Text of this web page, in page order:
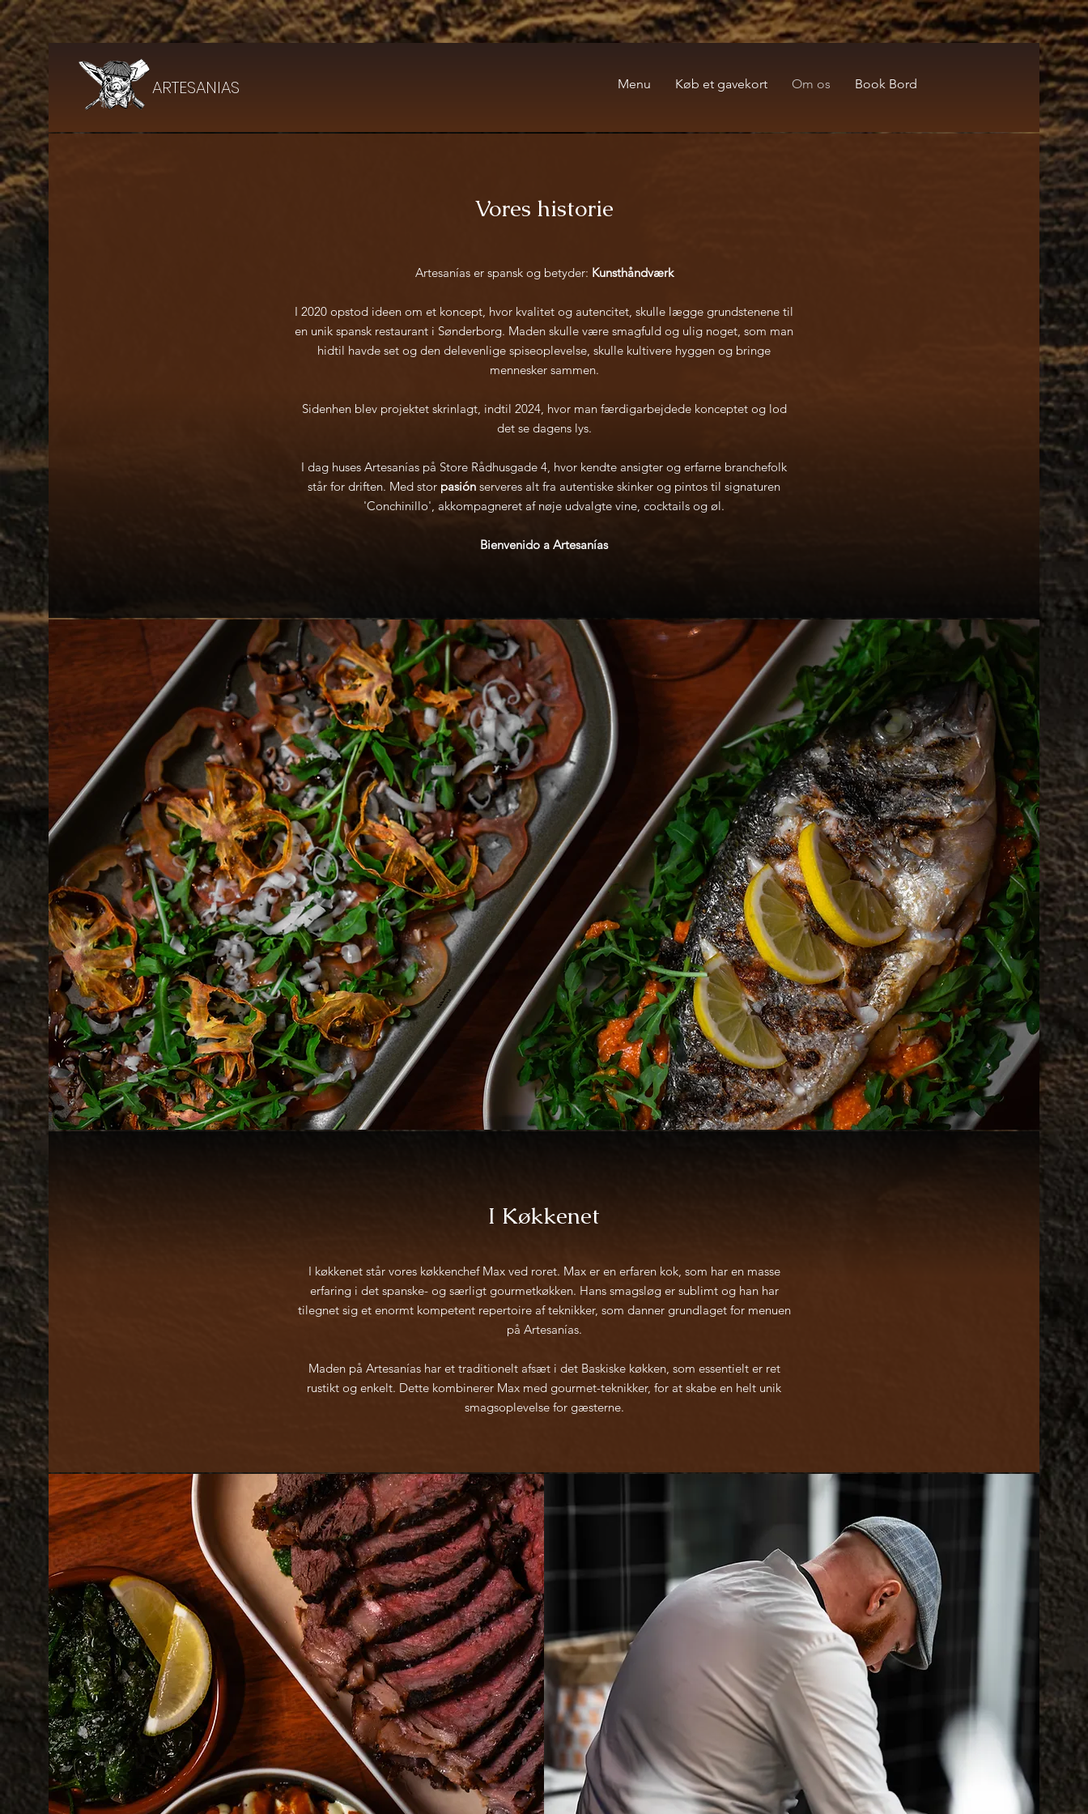
ARTESANIAS Menu Køb et gavekort Om os Book Bord
Vores historie
Artesanías er spansk og betyder: Kunsthåndværk
I 2020 opstod ideen om et koncept, hvor kvalitet og autencitet, skulle lægge grundstenene til
en unik spansk restaurant i Sønderborg. Maden skulle være smagfuld og ulig noget, som man
hidtil havde set og den delevenlige spiseoplevelse, skulle kultivere hyggen og bringe
mennesker sammen.
Sidenhen blev projektet skrinlagt, indtil 2024, hvor man færdigarbejdede konceptet og lod
det se dagens lys.
I dag huses Artesanías på Store Rådhusgade 4, hvor kendte ansigter og erfarne branchefolk
står for driften. Med stor pasión serveres alt fra autentiske skinker og pintos til signaturen
'Conchinillo', akkompagneret af nøje udvalgte vine, cocktails og øl.
Bienvenido a Artesanías
I Køkkenet
I køkkenet står vores køkkenchef Max ved roret. Max er en erfaren kok, som har en masse
erfaring i det spanske- og særligt gourmetkøkken. Hans smagsløg er sublimt og han har
tilegnet sig et enormt kompetent repertoire af teknikker, som danner grundlaget for menuen
på Artesanías.
Maden på Artesanías har et traditionelt afsæt i det Baskiske køkken, som essentielt er ret
rustikt og enkelt. Dette kombinerer Max med gourmet-teknikker, for at skabe en helt unik
smagsoplevelse for gæsterne.